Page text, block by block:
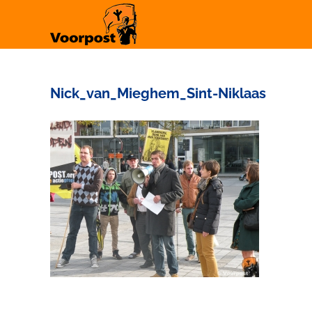
Nick_van_Mieghem_Sint-Niklaas